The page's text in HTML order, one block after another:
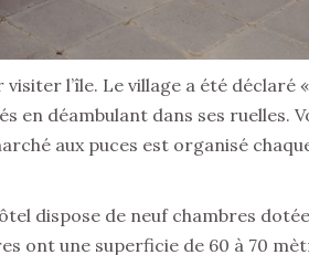
l’île. Le village a été déclaré
déambulant dans ses ruelles.
aux puces est organisé
dispose de neuf chambres
ont une superficie de 60 à 70